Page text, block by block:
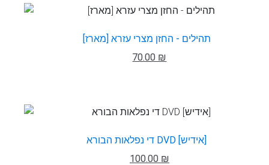
תהילים - החזן מצרי עזרא [מארז]
70.00 ₪
די נפלאות הבורא DVD [אידיש]
100.00 ₪